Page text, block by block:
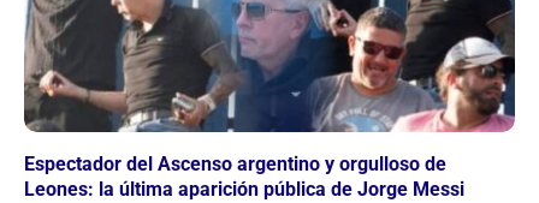
Espectador del Ascenso argentino y orgulloso de
Leones: la última aparición pública de Jorge Messi